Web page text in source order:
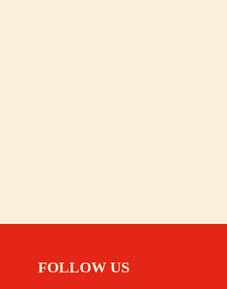
FOLLOW US